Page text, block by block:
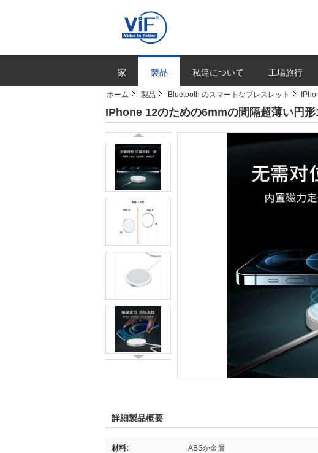
家 製品 私達について 工場旅行
ホーム 製品 Bluetooth のスマートなブレスレット
IPhone 12のための6mmの間隔超薄い円
詳細製品概要
材料: ABSか金属